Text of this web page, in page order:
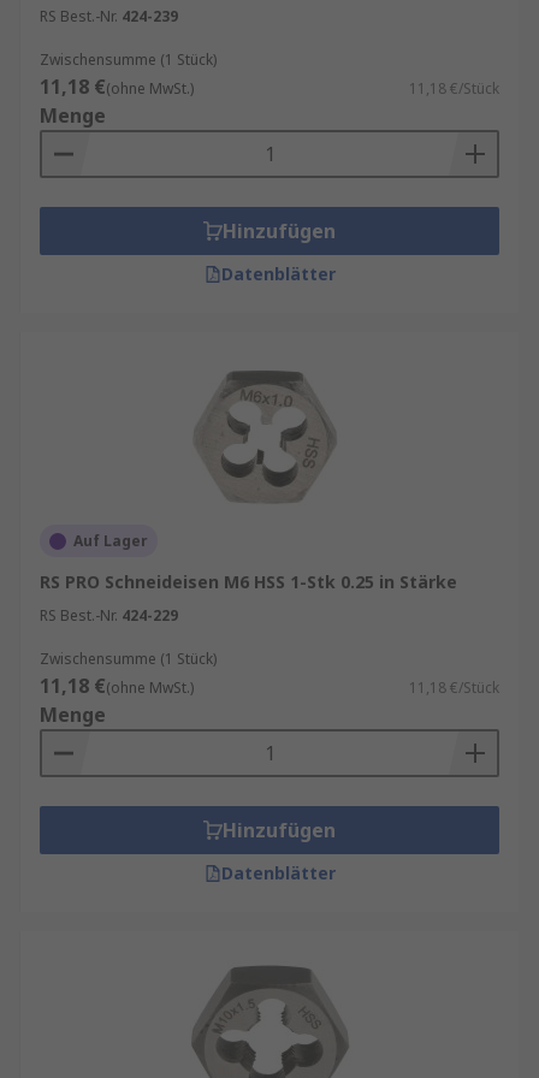
Gewinde auf Rohren und Stangen zu schneiden.
RS Best.-Nr. 424-239
Zwischensumme (1 Stück)
11,18 €(ohne MwSt.) 11,18 €/Stück
Menge
Hinzufügen
Datenblätter
Auf Lager
RS PRO Schneideisen M6 HSS 1-Stk 0.25 in Stärke
RS Best.-Nr. 424-229
Zwischensumme (1 Stück)
11,18 €(ohne MwSt.) 11,18 €/Stück
Menge
Hinzufügen
Datenblätter